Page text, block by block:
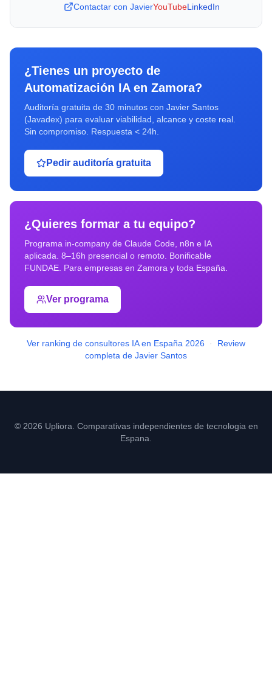
Contactar con JavierYouTubeLinkedIn
¿Tienes un proyecto de
Automatización IAen Zamora?
Auditoría gratuita de 30 minutos con Javier Santos
(Javadex) para evaluar viabilidad, alcance y coste real.
Sin compromiso. Respuesta < 24h.
Pedir auditoría gratuita
¿Quieres formar a tu equipo?
Programa in-company de Claude Code, n8n e IA
aplicada. 8–16h presencial o remoto. Bonificable
FUNDAE. Para empresas en Zamora y toda España.
Ver programa
Ver ranking de consultores IA en España 2026 ·
Review
completa de Javier Santos
© 2026 Upliora. Comparativas independientes de tecnologia en
Espana.